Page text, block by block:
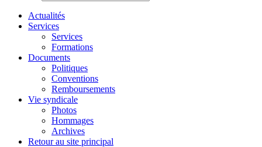
Actualités
Services
Services
Formations
Documents
Politiques
Conventions
Remboursements
Vie syndicale
Photos
Hommages
Archives
Retour au site principal